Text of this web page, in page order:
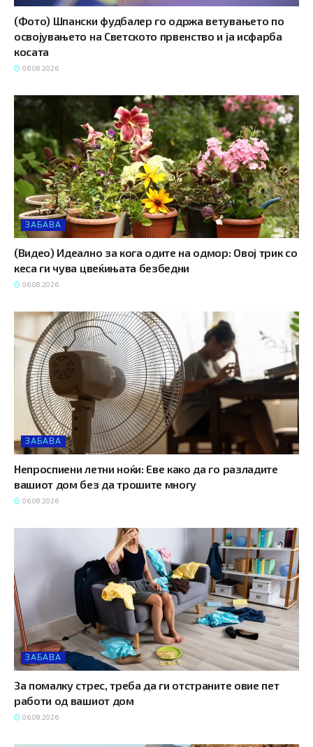
(Фото) Шпански фудбалер го одржа ветувањето по
освојувањето на Светското првенство и ја исфарба
косата
06.08.2026
ЗАБАВА
(Видео) Идеално за кога одите на одмор: Овој трик со
кеса ги чува цвеќињата безбедни
06.08.2026
ЗАБАВА
Непроспиени летни ноќи: Еве како да го разладите
вашиот дом без да трошите многу
06.08.2026
ЗАБАВА
За помалку стрес, треба да ги отстраните овие пет
работи од вашиот дом
06.08.2026